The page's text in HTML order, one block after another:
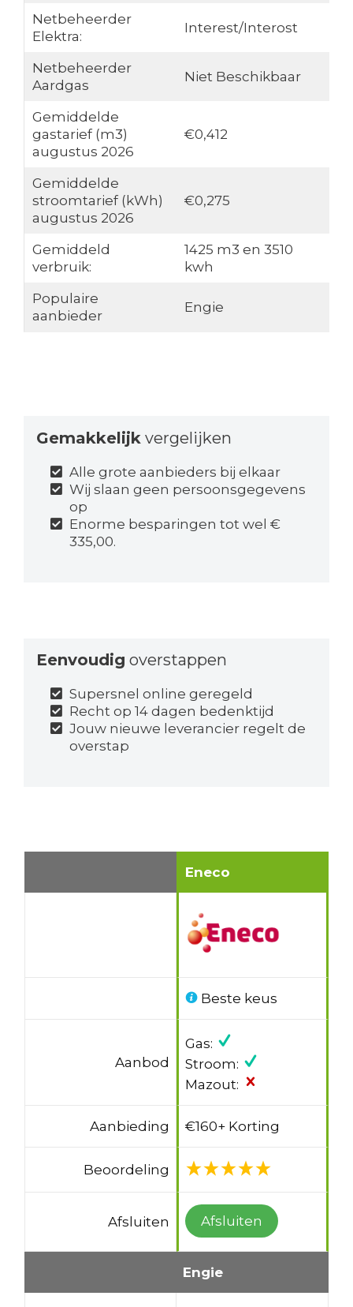
Netbeheerder
Elektra:
Interest/Interost
Netbeheerder
Aardgas
Niet Beschikbaar
Gemiddelde
gastarief (m3)
augustus 2026
€0,412
Gemiddelde
stroomtarief (kWh)
augustus 2026
€0,275
Gemiddeld
verbruik:
1425 m3 en 3510
kwh
Populaire
aanbieder
Engie
Gemakkelijk vergelijken
Alle grote aanbieders bij elkaar
Wij slaan geen persoonsgegevens
op
Enorme besparingen tot wel €
335,00.
Eenvoudig overstappen
Supersnel online geregeld
Recht op 14 dagen bedenktijd
Jouw nieuwe leverancier regelt de
overstap
Eneco
Beste keus
Aanbod
Gas:
Stroom:
Mazout:
Aanbieding €160+ Korting
Beoordeling
Afsluiten Afsluiten
Engie